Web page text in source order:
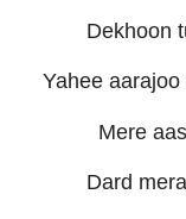
Dekhoon
Yahee
Mere
Dard